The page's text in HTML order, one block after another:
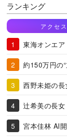
ランキング
アクセ
東海オンエ
約150万円の
西野未姫の
辻希美の長
宮本佳林 AI